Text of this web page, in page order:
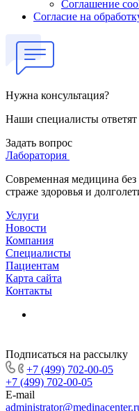
Соглашение
Согласие на
Нужна консультация?
Наши специалисты
Задать вопрос
Лаборатория
Современная медицина
страже здоровья и
Услуги
Новости
Компания
Специалисты
Пациентам
Карта сайта
Контакты
Подписаться на рассылку
+7 (499) 702-00-05
+7 (499) 702-00-05
E-mail